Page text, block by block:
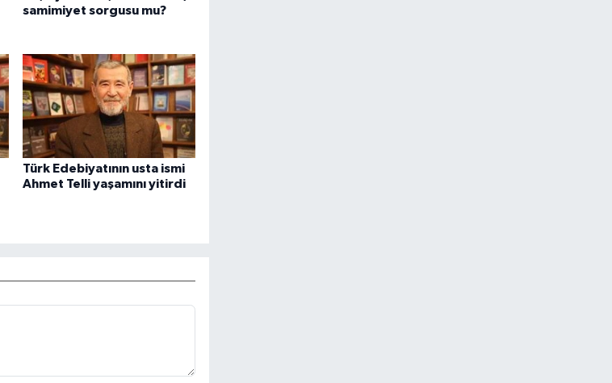
samimiyet sorgusu mu?
Türk Edebiyatının usta ismi
Ahmet Telli yaşamını yitirdi